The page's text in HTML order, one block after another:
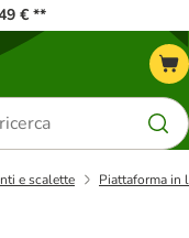
€ **
e scalette Piattaforma in